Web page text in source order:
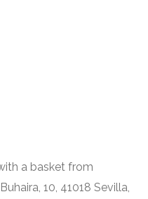
a basket from
10, 41018 Sevilla,